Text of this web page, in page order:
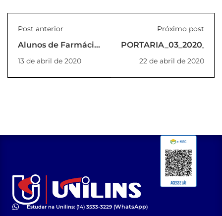
Post anterior
Alunos de Farmácia
produzem álcool
em gel
13 de abril de 2020
Próximo post
22 de abril de 2020
Estudar na Unilins: (14) 3533-3229 (WhatsApp)